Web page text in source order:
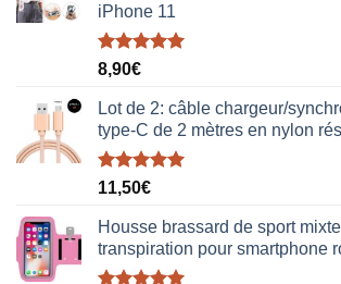
iPhone 11
Note5.00
sur 5
8,90€
Lot de 2: câble chargeur/
type-C de 2 mètres en nylon
Note5.00
sur 5
11,50€
Housse brassard de sport
transpiration pour smartphone